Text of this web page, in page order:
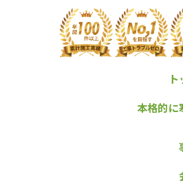
本格的に